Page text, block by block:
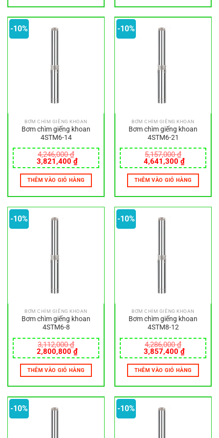
-10%
BƠM CHÌM GIẾNG KHOAN
Bơm chìm giếng khoan
4STM6-14
4,246,000₫
Giá
gốc
là:
4,246,000 ₫.
3,821,400 ₫Giá
hiện
tại
là:
3,821,400 ₫.
THÊM VÀO GIỎ HÀNG
-10%
BƠM CHÌM GIẾNG KHOAN
Bơm chìm giếng khoan
4STM6-21
5,157,000₫
Giá
gốc
là:
5,157,000 ₫.
4,641,300 ₫Giá
hiện
tại
là:
THÊM VÀO GIỎ HÀNG
-10%
BƠM CHÌM GIẾNG KHOAN
Bơm chìm giếng khoan
4STM6-8
3,112,000₫
Giá
gốc
là:
3,112,000 ₫.
2,800,800 ₫Giá
hiện
tại
là:
2,800,800 ₫.
THÊM VÀO GIỎ HÀNG
-10%
BƠM CHÌM GIẾNG KHOAN
Bơm chìm giếng khoan
4STM8-12
4,286,000₫
Giá
gốc
là:
4,286,000 ₫.
3,857,400 ₫Giá
hiện
tại
là:
THÊM VÀO GIỎ HÀNG
-10% -10%